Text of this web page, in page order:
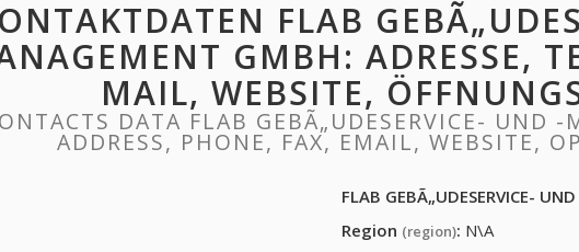
FLAB
GMBH: ADRESSE,
MAIL, WEBSITE,
DATA FLAB GEBÃ„UDESERVICE- UND
ADDRESS, PHONE, FAX, EMAIL, WEBSITE,
FLAB GEBÃ„UDESERVICE-
Region (region): N\A